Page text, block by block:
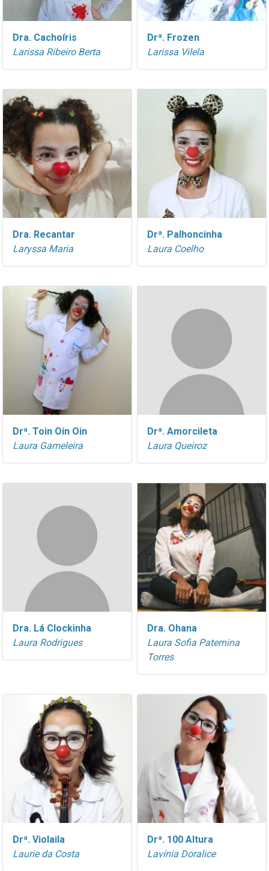
Dra. Cachoíris
Larissa Ribeiro Berta
Drª. Frozen
Larissa Vilela
Dra. Recantar
Laryssa Maria
Drª. Palhoncinha
Laura Coelho
Drª. Toin Oin Oin
Laura Gameleira
Drª. Amorcileta
Laura Queiroz
Dra. Lá Clockinha
Laura Rodrigues
Dra. Ohana
Laura Sofia Paternina
Torres
Drª. Violaila
Laurie da Costa
Drª. 100 Altura
Lavínia Doralice